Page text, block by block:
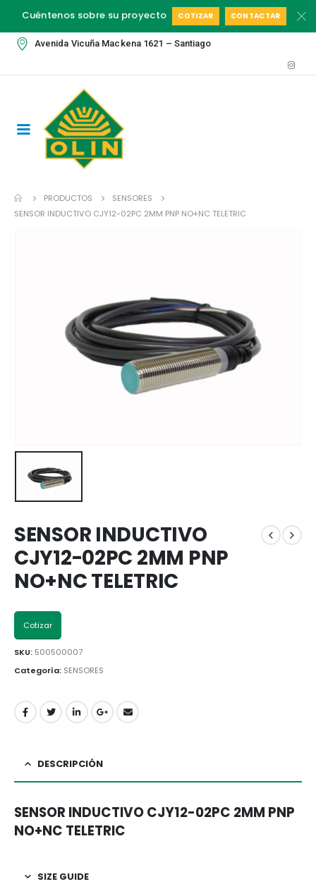
Cuéntenos sobre su proyecto COTIZAR CONTACTAR
Avenida Vicuña Mackena 1621 – Santiago
PRODUCTOS
SENSORES
SENSOR INDUCTIVO CJY12-02PC 2MM PNP NO+NC TELETRIC
SENSOR INDUCTIVO
CJY12-02PC 2MM PNP
NO+NC TELETRIC
Cotizar
SKU: 500500007
Categoría: SENSORES
DESCRIPCIÓN
SENSOR INDUCTIVO CJY12-02PC 2MM PNP
NO+NC TELETRIC
SIZE GUIDE